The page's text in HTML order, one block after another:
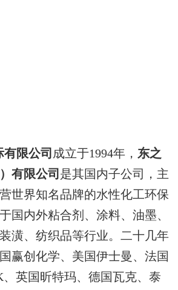
限公司 成立于1994年， 东之
有限公司 是其国内子公司，主
世界知名品牌的水性化工环保
国内外粘合剂、涂料、油墨、
潢、纺织品等行业。二十几年
赢创化学、美国伊士曼、法国
英国昕特玛、德国瓦克、泰